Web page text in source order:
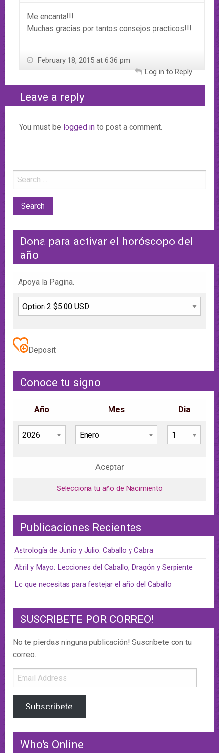
Me encanta!!!
Muchas gracias por tantos consejos practicos!!!
February 18, 2015 at 6:36 pm
Log in to Reply
Leave a reply
You must be logged in to post a comment.
Dona para activar el horóscopo del
año
Apoya la Pagina.
Deposit
Conoce tu signo
Año Mes Dia
Aceptar
Selecciona tu año de Nacimiento
Publicaciones Recientes
Astrología de Junio y Julio: Caballo y Cabra
Abril y Mayo: Lecciones del Caballo, Dragón y Serpiente
Lo que necesitas para festejar el año del Caballo
SUSCRIBETE POR CORREO!
No te pierdas ninguna publicación! Suscríbete con tu
correo.
Email
Address
Subscribete
Who's Online